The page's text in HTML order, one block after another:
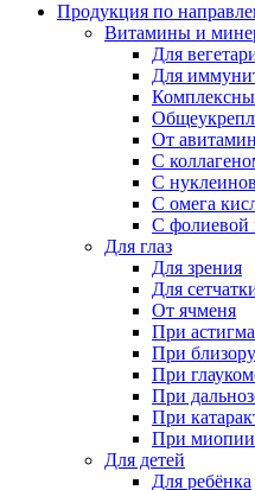
Продукция по
Витамины и
Для
Для
От
С
С
С омега
С фолиевой
Для глаз
Для зрения
Для
От ячменя
При
При
При
При
При
При миопии
Для детей
Для ребёнка